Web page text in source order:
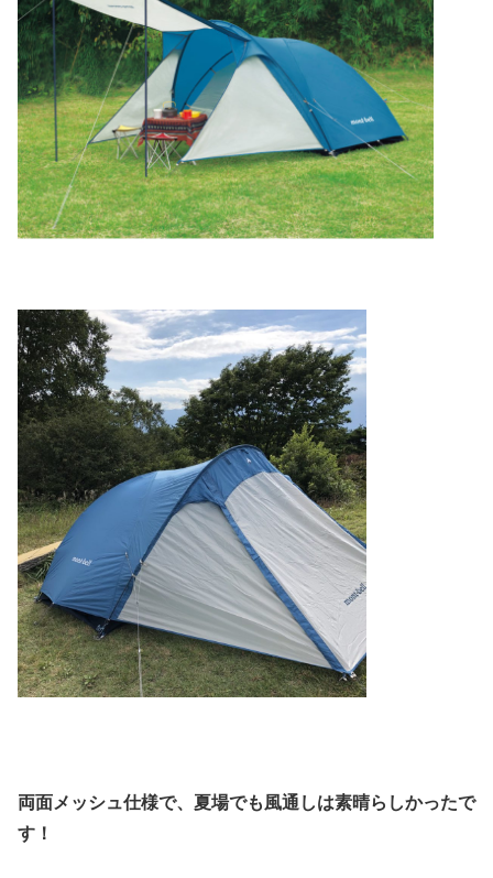
両面メッシュ仕様で、夏場でも風通しは素晴らしかったで
す！